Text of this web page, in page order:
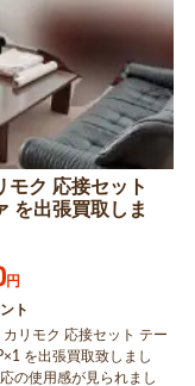
モク 応接セット
を出張買取しま
円
ト
リモク 応接セット テー
を出張買取致しまし
の使用感が見られまし